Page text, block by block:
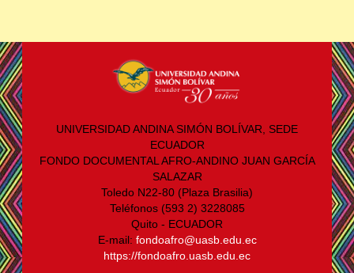
UNIVERSIDAD ANDINA SIMÓN BOLÍVAR, SEDE
ECUADOR
FONDO DOCUMENTAL AFRO-ANDINO JUAN GARCÍA
SALAZAR
Toledo N22-80 (Plaza Brasilia)
Teléfonos (593 2) 3228085
Quito - ECUADOR
E-mail: fondoafro@uasb.edu.ec
https://fondoafro.uasb.edu.ec